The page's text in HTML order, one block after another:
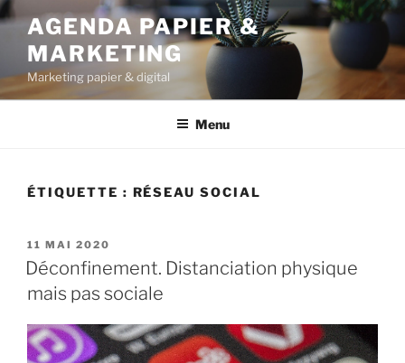
Aller
contenu
principal
AGENDA PAPIER &
MARKETING
Marketing papier & digital
Menu
ÉTIQUETTE : RÉSEAU SOCIAL
PUBLIÉ
LE
11 MAI 2020
Déconfinement. Distanciation physique
mais pas sociale